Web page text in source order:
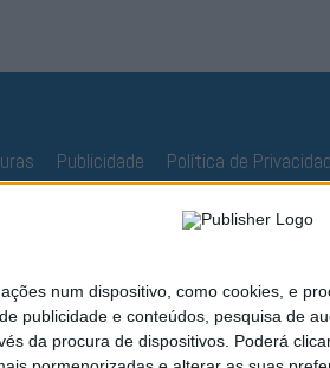
num dispositivo, como cookies, e
publicidade e conteúdos, pesquisa de
da procura de dispositivos. Poderá
Publicidade Política de